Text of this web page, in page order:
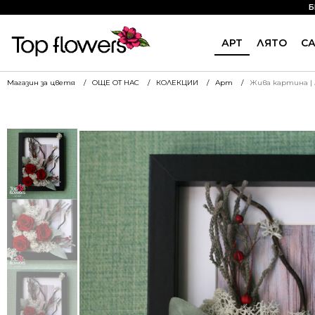
АРТ ЛЯТО
Магазин за цветя ОЩЕ ОТ НАС КОЛЕКЦИИ Арт Жива картина |